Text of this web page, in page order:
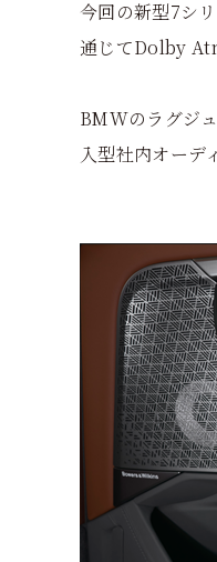
今回の新型7シ
通じてDolby
BMWのラグジ
入型社内オーデ